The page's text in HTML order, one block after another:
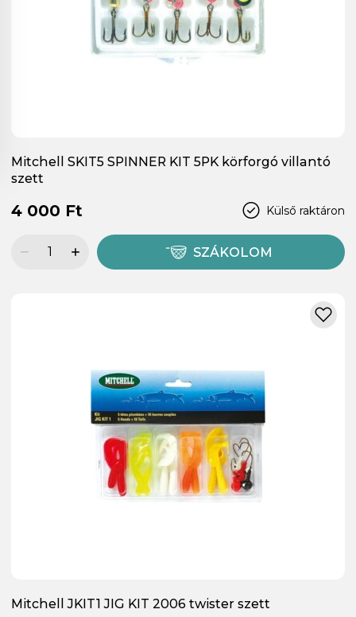
Mitchell SKIT5 SPINNER KIT 5PK körforgó villantó
szett
Külső raktáron
4 000 Ft
SZÁKOLOM
Mitchell JKIT1 JIG KIT 2006 twister szett